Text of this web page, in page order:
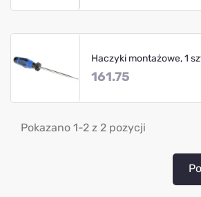
Haczyki montażowe, 1
161.75
Pokazano 1-2 z 2 pozycji